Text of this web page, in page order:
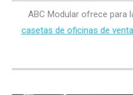
ABC Modular ofrece para
casetas de oficinas de